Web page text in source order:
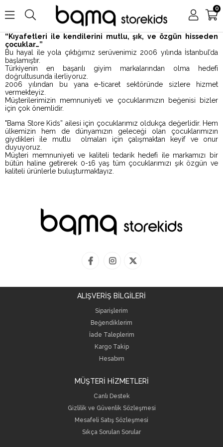
0
“Kıyafetleri ile kendilerini mutlu, şık, ve özgün hisseden
çocuklar…”
Bu hayal ile yola çıktığımız serüvenimiz 2006 yılında İstanbul’da
başlamıştır.
Türkiyenin en başarılı giyim markalarından olma hedefi
doğrultusunda ilerliyoruz.
2006 yılından bu yana e-ticaret sektöründe sizlere hizmet
vermekteyiz.
Müşterilerimizin memnuniyeti ve çocuklarımızın beğenisi bizler
için çok önemlidir.
"Bama Store Kids” ailesi için çocuklarımız oldukça değerlidir. Hem
ülkemizin hem de dünyamızın geleceği olan çocuklarımızın
giydikleri ile mutlu olmaları için çalışmaktan keyif ve onur
duyuyoruz.
Müşteri memnuniyeti ve kaliteli tedarik hedefi ile markamızı bir
bütün haline getirerek 0-16 yaş tüm çocuklarımızı şık özgün ve
kaliteli ürünlerle buluşturmaktayız.
ALIŞVERİŞ BİLGİLERİ
Siparişlerim
Beğendiklerim
İade Taleplerim
Kargo Takip
Hesabım
MÜŞTERİ HİZMETLERİ
Canlı Destek
Gizlilik ve Güvenlik Sözleşmesi
Mesafeli Satış Sözleşmesi
Sıkça Sorulan Sorular